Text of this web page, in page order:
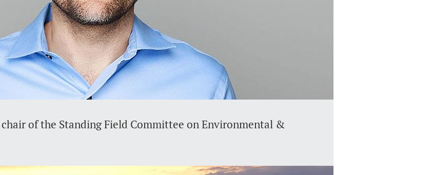
of the Standing Field Committee on Environmental &